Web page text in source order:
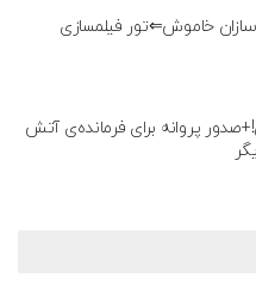
خاموش⇐تور فیلمسازی
پروانه برای فرمانده‌ی آتش